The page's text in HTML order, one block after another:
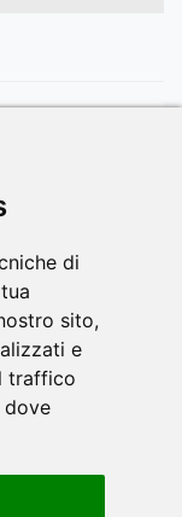
di
sito,
e
traffico
dove
του
το καβάλο,
το πόδι
θέσης του